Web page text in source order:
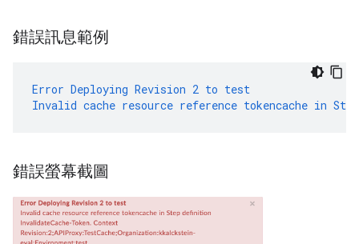
錯誤訊息範例
Error Deploying Revision 2 to test
Invalid cache resource reference tokencache in Step
錯誤螢幕截圖